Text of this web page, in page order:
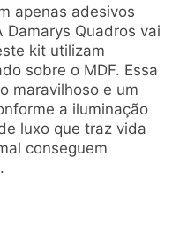
apenas adesivos
Damarys Quadros vai
kit utilizam
sobre o MDF. Essa
maravilhoso e um
a iluminação
luxo que traz vida
conseguem